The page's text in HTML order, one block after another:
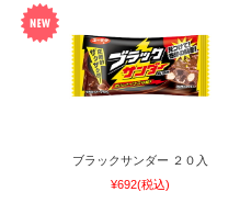
ブラックサンダー ２０入
¥692(税込)